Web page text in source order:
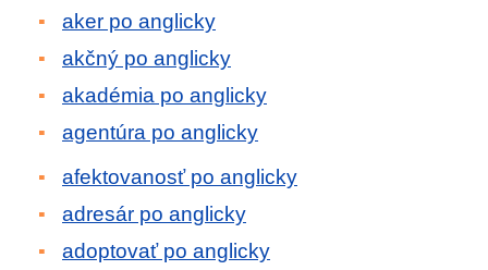
aker po anglicky
akčný po anglicky
akadémia po anglicky
agentúra po anglicky
afektovanosť po anglicky
adresár po anglicky
adoptovať po anglicky